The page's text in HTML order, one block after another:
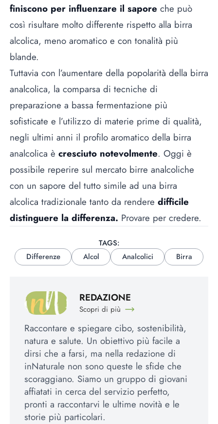
finiscono per influenzare il sapore che può
così risultare molto differente rispetto alla birra
alcolica, meno aromatico e con tonalità più
blande.
Tuttavia con l’aumentare della popolarità della birra
analcolica, la comparsa di tecniche di
preparazione a bassa fermentazione più
sofisticate e l’utilizzo di materie prime di qualità,
negli ultimi anni il profilo aromatico della birra
analcolica è cresciuto notevolmente. Oggi è
possibile reperire sul mercato birre analcoliche
con un sapore del tutto simile ad una birra
alcolica tradizionale tanto da rendere difficile
distinguere la differenza. Provare per credere.
TAGS:
Differenze
Alcol Analcolici Birra
REDAZIONE
Scopri di più
Raccontare e spiegare cibo, sostenibilità,
natura e salute. Un obiettivo più facile a
dirsi che a farsi, ma nella redazione di
inNaturale non sono queste le sfide che
scoraggiano. Siamo un gruppo di giovani
affiatati in cerca del servizio perfetto,
pronti a raccontarvi le ultime novità e le
storie più particolari.